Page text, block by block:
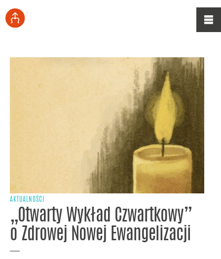
AKTUALNOŚCI
„Otwarty Wykład Czwartkowy”
o Zdrowej Nowej Ewangelizacji